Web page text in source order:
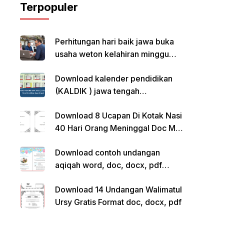
Terpopuler
Perhitungan hari baik jawa buka
usaha weton kelahiran minggu
Download kalender pendidikan
(KALDIK ) jawa tengah
Download 8 Ucapan Di Kotak Nasi
40 Hari Orang Meninggal Doc Ms.
Download contoh undangan
aqiqah word, doc, docx, pdf
Download 14 Undangan Walimatul
Ursy Gratis Format doc, docx, pdf